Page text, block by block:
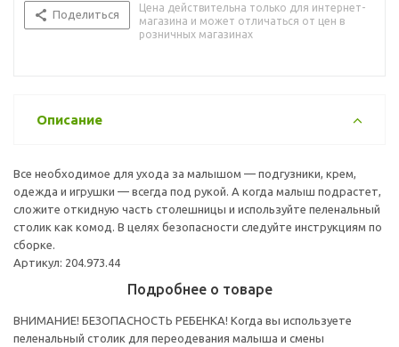
Поделиться
Цена действительна только для интернет-
магазина и может отличаться от цен в
розничных магазинах
Описание
Все необходимое для ухода за малышом — подгузники, крем,
одежда и игрушки — всегда под рукой. А когда малыш подрастет,
сложите откидную часть столешницы и используйте пеленальный
столик как комод. В целях безопасности следуйте инструкциям по
сборке.
Артикул: 204.973.44
Подробнее о товаре
ВНИМАНИЕ! БЕЗОПАСНОСТЬ РЕБЕНКА! Когда вы используете
пеленальный столик для переодевания малыша и смены